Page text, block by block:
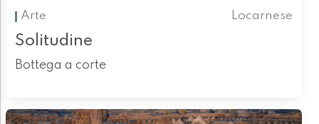
Arte
Locarnese
Solitudine
Bottega a corte